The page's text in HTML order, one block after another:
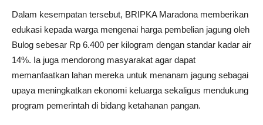
Dalam kesempatan tersebut, BRIPKA Maradona memberikan
edukasi kepada warga mengenai harga pembelian jagung oleh
Bulog sebesar Rp 6.400 per kilogram dengan standar kadar air
14%. Ia juga mendorong masyarakat agar dapat
memanfaatkan lahan mereka untuk menanam jagung sebagai
upaya meningkatkan ekonomi keluarga sekaligus mendukung
program pemerintah di bidang ketahanan pangan.